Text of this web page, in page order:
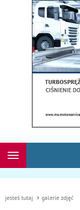
Rozwiń
jesteś tutaj galerie zdjęć